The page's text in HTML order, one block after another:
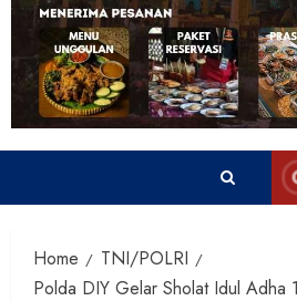
Home
TNI/POLRI
Polda DIY Gelar Sholat Idul Adha